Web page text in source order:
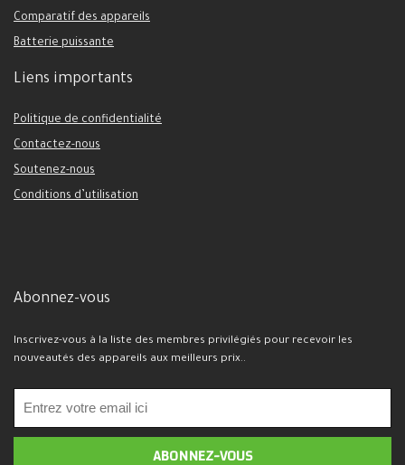
Comparatif des appareils
Batterie puissante
Liens importants
Politique de confidentialité
Contactez-nous
Soutenez-nous
Conditions d’utilisation
Abonnez-vous
Inscrivez-vous à la liste des membres privilégiés pour recevoir les
nouveautés des appareils aux meilleurs prix..